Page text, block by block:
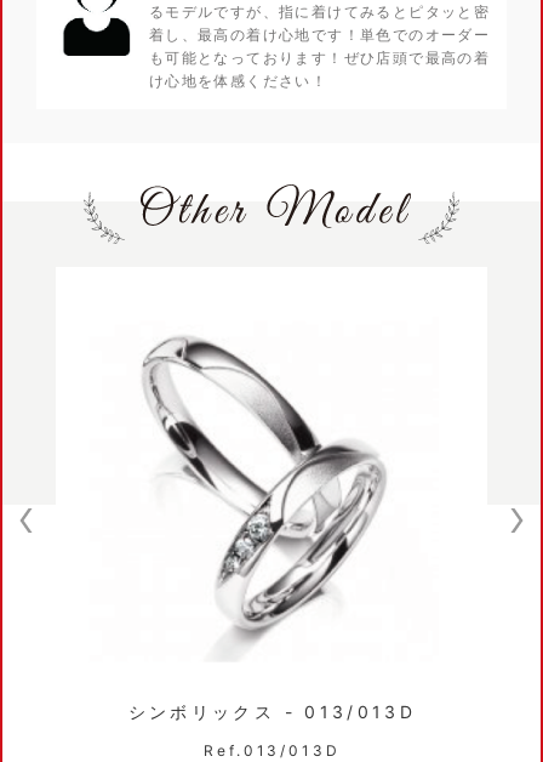
るモデルですが、指に着けてみるとピタッと密
着し、最高の着け心地です！単色でのオーダー
も可能となっております！ぜひ店頭で最高の着
け心地を体感ください！
シンボリックス - 013/013D
Ref.013/013D